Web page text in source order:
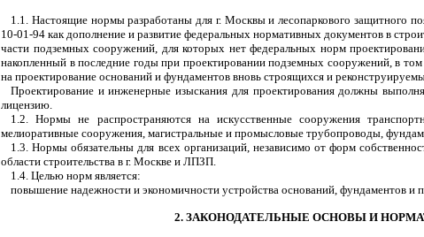
1.1. Настоящие нормы разработаны для г. Москвы и лесопаркового защитного
10-01-94 как дополнение и развитие федеральных нормативных документов в
части подземных сооружений, для которых нет федеральных норм
накопленный в последние годы при проектировании подземных сооружений, в
на проектирование оснований и фундаментов вновь строящихся и
Проектирование и инженерные изыскания для проектирования должны
лицензию.
1.2. Нормы не распространяются на искусственные сооружения
мелиоративные сооружения, магистральные и промысловые трубопроводы,
1.3. Нормы обязательны для всех организаций, независимо от форм
области строительства в г. Москве и ЛПЗП.
1.4. Целью норм является:
повышение надежности и экономичности устройства оснований, фундаментов и
2. ЗАКОНОДАТЕЛЬНЫЕ ОСНОВЫ И